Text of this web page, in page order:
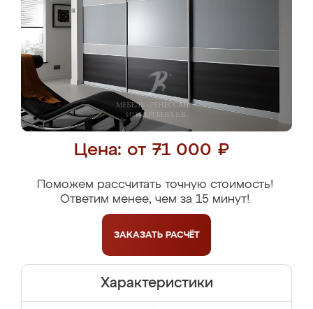
Цена: от 71 000 ₽
Поможем рассчитать точную стоимость!
Ответим менее, чем за 15 минут!
ЗАКАЗАТЬ РАСЧЁТ
Характеристики